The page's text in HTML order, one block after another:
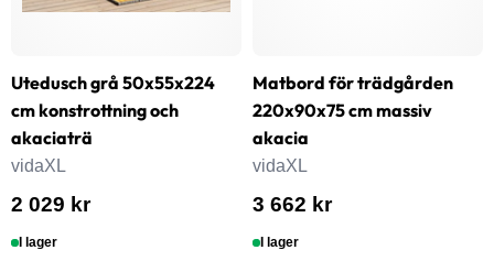
Utedusch grå 50x55x224
cm konstrottning och
akaciaträ
vidaXL
2 029 kr
I lager
Matbord för trädgården
220x90x75 cm massiv
akacia
vidaXL
3 662 kr
I lager